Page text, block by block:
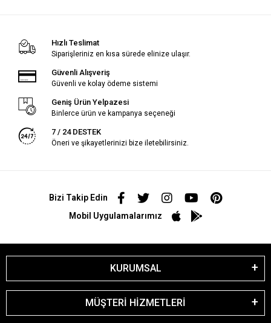
Hızlı Teslimat
Siparişleriniz en kısa sürede elinize ulaşır.
Güvenli Alışveriş
Güvenli ve kolay ödeme sistemi
Geniş Ürün Yelpazesi
Binlerce ürün ve kampanya seçeneği
7 / 24 DESTEK
Öneri ve şikayetlerinizi bize iletebilirsiniz.
Bizi Takip Edin
Mobil Uygulamalarımız
KURUMSAL
MÜŞTERİ HİZMETLERİ